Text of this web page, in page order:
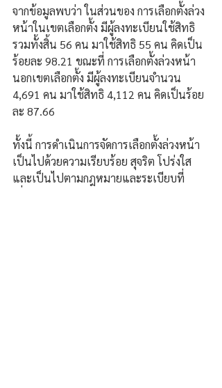
จากข้อมูลพบว่า ในส่วนของ การเลือกตั้งล่วง
หน้าในเขตเลือกตั้ง มีผู้ลงทะเบียนใช้สิทธิ
รวมทั้งสิ้น 56 คน มาใช้สิทธิ 55 คน คิดเป็น
ร้อยละ 98.21 ขณะที่ การเลือกตั้งล่วงหน้า
นอกเขตเลือกตั้ง มีผู้ลงทะเบียนจำนวน
4,691 คน มาใช้สิทธิ 4,112 คน คิดเป็นร้อย
ละ 87.66
ทั้งนี้ การดำเนินการจัดการเลือกตั้งล่วงหน้า
เป็นไปด้วยความเรียบร้อย สุจริต โปร่งใส
และเป็นไปตามกฎหมายและระเบียบที่